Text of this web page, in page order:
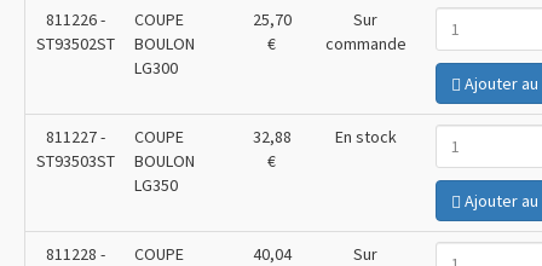
811226-
ST93502ST
COUPE
BOULON
LG300
25,70
€
Sur
commande
Ajouter
811227-
ST93503ST
COUPE
BOULON
LG350
32,88
€
En stock
Ajouter
811228 -
COUPE
40,04
Sur